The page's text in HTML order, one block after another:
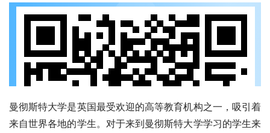
曼彻斯特大学是英国最受欢迎的高等教育机构之一，吸引着
来自世界各地的学生。对于来到曼彻斯特大学学习的学生来